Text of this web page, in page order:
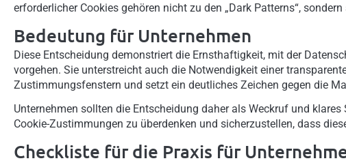
erforderlicher Cookies gehören nicht zu den „Dark Patterns“,
Bedeutung für Unternehmen
Diese Entscheidung demonstriert die Ernsthaftigkeit, mit der
vorgehen. Sie unterstreicht auch die Notwendigkeit einer
Zustimmungsfenstern und setzt ein deutliches Zeichen gegen die
Unternehmen sollten die Entscheidung daher als Weckruf und
Cookie-Zustimmungen zu überdenken und sicherzustellen, dass
Checkliste für die Praxis für